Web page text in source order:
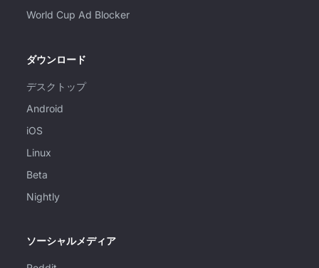
World Cup Ad Blocker
ダウンロード
デスクトップ
Android
iOS
Linux
Beta
Nightly
ソーシャルメディア